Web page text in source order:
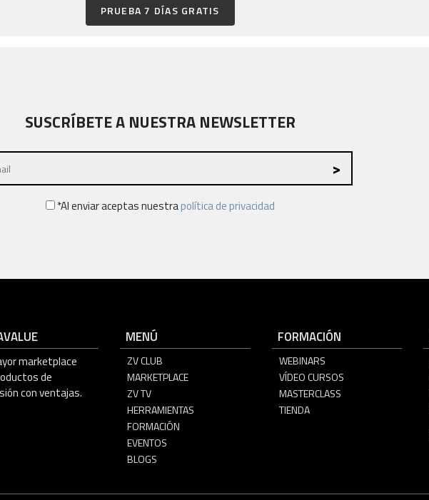
PRUEBA 7 DÍAS GRATIS
SUSCRÍBETE A NUESTRA NEWSLETTER
*Al enviar aceptas nuestrapolítica de privacidad
marketplace
de
con ventajas.
MENÚ
ZV CLUB
MARKETPLACE
ZV TV
HERRAMIENTAS
FORMACIÓN
EVENTOS
BLOGS
FORMACIÓN
WEBINARS
VÍDEO CURSOS
MASTERCLASS
TIENDA